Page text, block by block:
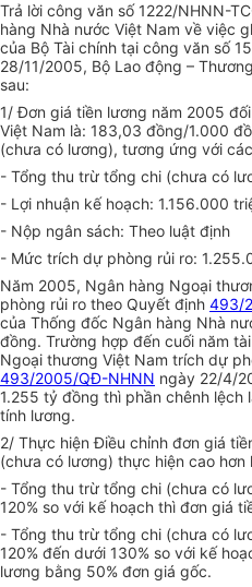
Trả lời công văn số 1222/NHNN-
hàng Nhà nước Việt Nam về việc
của Bộ Tài chính tại công văn số
28/11/2005, Bộ Lao động –
sau:
1/ Đơn giá tiền lương năm 2005
Việt Nam là: 183,03 đồng/1.000
(chưa có lương), tương ứng với
- Tổng thu trừ tổng chi (chưa có
- Lợi nhuận kế hoạch: 1.156.000
- Nộp ngân sách: Theo luật định
- Mức trích dự phòng rủi ro:
Năm 2005, Ngân hàng Ngoại
phòng rủi ro theo Quyết định 493/
của Thống đốc Ngân hàng Nhà
đồng. Trường hợp đến cuối năm
Ngoại thương Việt Nam trích dự
493/2005/QĐ-NHNN ngày 22/4/
1.255 tỷ đồng thì phần chênh lệch
tính lương.
2/ Thực hiện Điều chỉnh đơn giá
(chưa có lương) thực hiện cao hơn
- Tổng thu trừ tổng chi (chưa có
120% so với kế hoạch thì đơn giá
- Tổng thu trừ tổng chi (chưa có
120% đến dưới 130% so với kế
lương bằng 50% đơn giá gốc.